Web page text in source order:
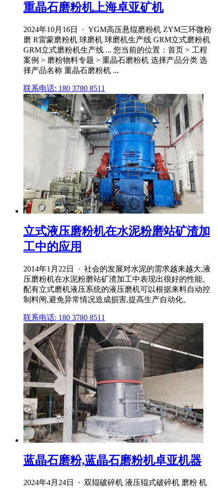
重晶石磨粉机上海卓亚矿机
2024年10月16日 · YGM高压悬辊磨粉机 ZYM三环微粉
磨 R雷蒙磨粉机 球磨机 球磨机生产线 GRM立式磨粉机
GRM立式磨粉机生产线 ... 您当前的位置：首页 > 工程
案例 > 磨粉物料专题 > 重晶石磨粉机 选择产品分类 选
择产品名称 重晶石磨粉机 ...
联系电话: 180 3780 8511
立式液压磨粉机在水泥粉磨站矿渣加
工中的应用
2014年1月22日 · 社会的发展对水泥的需求越来越大,液
压磨粉机在水泥粉磨站矿渣加工中表现出很好的性能。
配有立式磨机液压系统的液压磨机可以根据来料自动控
制料闸,避免异常情况造成损害,提高生产自动化。
联系电话: 180 3780 8511
蓝晶石磨粉,蓝晶石磨粉机卓亚机器
2024年4月24日 · 双辊破碎机 液压辊式破碎机 磨粉 机